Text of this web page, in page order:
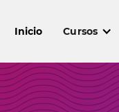
Inicio Cursos